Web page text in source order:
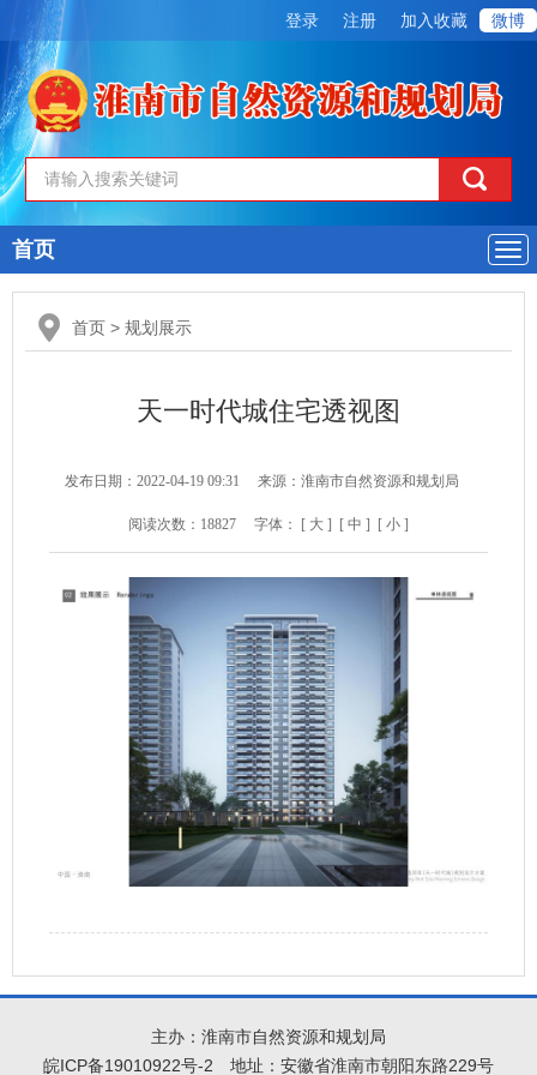
登录 注册 加入收藏 微博
导
航
首页
首页 > 规划展示
天一时代城住宅透视图
发布日期：2022-04-19 09:31 来源：淮南市自然资源和规划局
阅读次数： 18827 字体： [ 大 ] [ 中 ] [ 小 ]
主办：淮南市自然资源和规划局
皖ICP备19010922号-2
地址：安徽省淮南市朝阳东路229号